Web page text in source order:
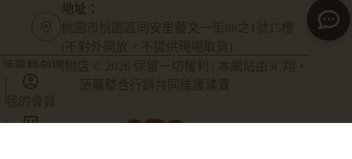
地址：
桃園市桃園區同安里藝文一街86之1號15樓
(不對外開放，不提供現場取貨)
菠蘿麵包選物店 © 2026 保留一切權利 | 本網站由 3C翔
、
菠蘿整合行銷 共同維護建置
我的會員